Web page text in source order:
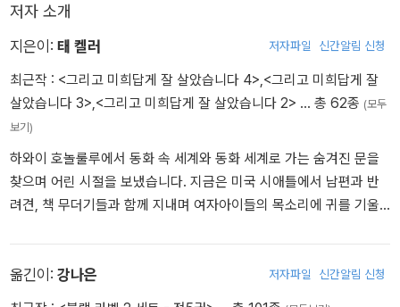
저자 소개
지은이: 태 켈러 저자파일 신간알림 신청
최근작 : <그리고 미희답게 잘 살았습니다 4> <그리고 미희답게 잘
살았습니다 3> <그리고 미희답게 잘 살았습니다 2> … 총 62종 (모두
보기)
하와이 호놀룰루에서 동화 속 세계와 동화 세계로 가는 숨겨진 문을
찾으며 어린 시절을 보냈습니다. 지금은 미국 시애틀에서 남편과 반
려견, 책 무더기들과 함께 지내며 여자아이들의 목소리에 귀를 기울
옮긴이: 강나은 저자파일 신간알림 신청